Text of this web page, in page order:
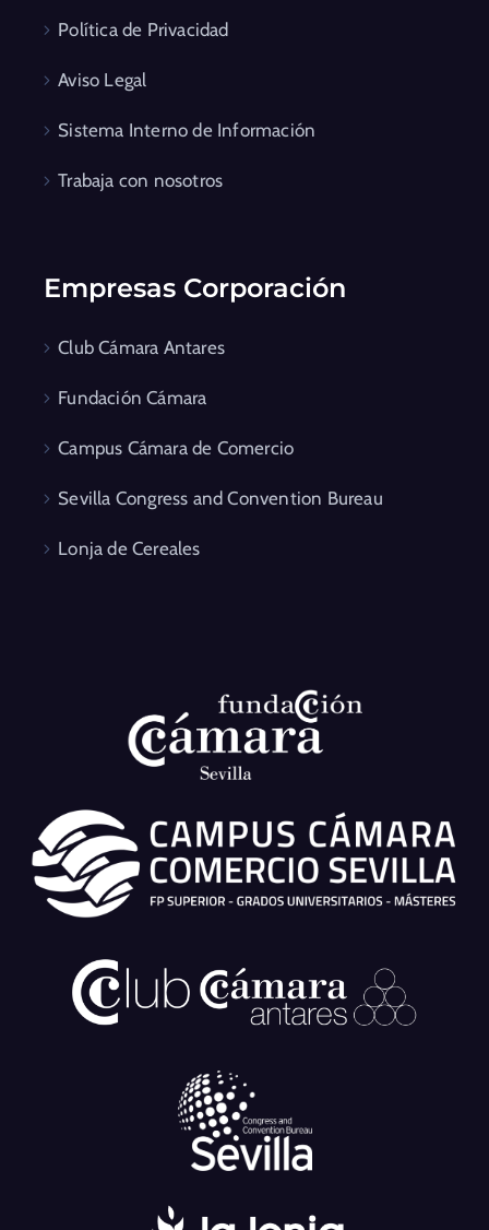
Política de Privacidad
Aviso Legal
Sistema Interno de Información
Trabaja con nosotros
Empresas Corporación
Club Cámara Antares
Fundación Cámara
Campus Cámara de Comercio
Sevilla Congress and Convention Bureau
Lonja de Cereales